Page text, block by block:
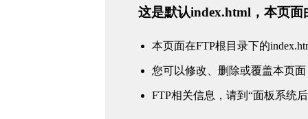
这是默认index.html，本页面
本页面在FTP根目录下的
您可以修改、删除或覆盖本页面
FTP相关信息，请到“面板系统